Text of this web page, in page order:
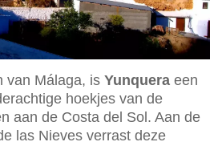
van Málaga, is Yunquera een
hoekjes van de
aan de Costa del Sol. Aan de
las Nieves verrast deze